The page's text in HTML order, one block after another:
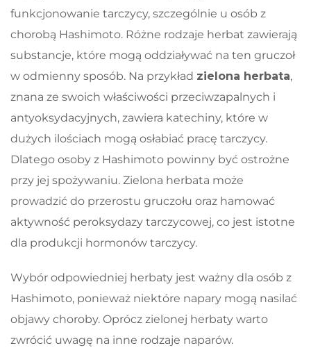
funkcjonowanie tarczycy, szczególnie u osób z
chorobą Hashimoto. Różne rodzaje herbat zawierają
substancje, które mogą oddziaływać na ten gruczoł
w odmienny sposób. Na przykład zielona herbata,
znana ze swoich właściwości przeciwzapalnych i
antyoksydacyjnych, zawiera katechiny, które w
dużych ilościach mogą osłabiać pracę tarczycy.
Dlatego osoby z Hashimoto powinny być ostrożne
przy jej spożywaniu. Zielona herbata może
prowadzić do przerostu gruczołu oraz hamować
aktywność peroksydazy tarczycowej, co jest istotne
dla produkcji hormonów tarczycy.
Wybór odpowiedniej herbaty jest ważny dla osób z
Hashimoto, ponieważ niektóre napary mogą nasilać
objawy choroby. Oprócz zielonej herbaty warto
zwrócić uwagę na inne rodzaje naparów.